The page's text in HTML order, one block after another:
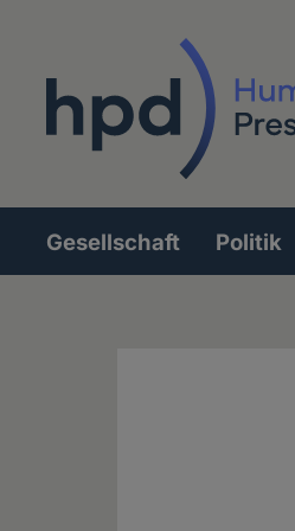
Hauptnavigation
Gesellschaft Politik